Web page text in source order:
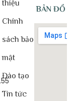
thiệu
Chính
sách bảo
mật
Đào tạo
Tin tức
BẢN ĐỒ